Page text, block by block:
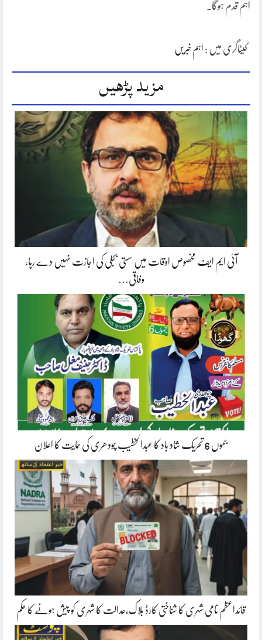
اہم قدم ہوگا۔
کیٹاگری میں : اہم خبریں
مزید پڑھیں
آئی ایم ایف مخصوص اوقات میں سستی بجلی کی اجازت نہیں دے رہا،
وفاقی…
جموں 6 تحریک شاد باد کا عبدالخطیب چودھری کی حمایت کا اعلان
قائداعظم نامی شہری کا شناختی کارڈ بلاک،عدالت کا شہری کو پیش ہونے کا حکم